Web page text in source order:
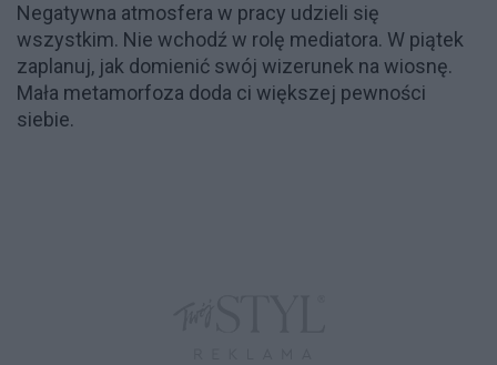
Negatywna atmosfera w pracy udzieli się
wszystkim. Nie wchodź w rolę mediatora. W piątek
zaplanuj, jak domienić swój wizerunek na wiosnę.
Mała metamorfoza doda ci większej pewności
siebie.